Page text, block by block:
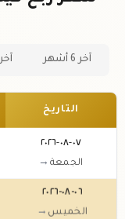
آخر 6 أشهر آخر 90 يوم
التاريخ
٠٧-٠٨-٢٠٢٦
الجمعة →
٠٦-٠٨-٢٠٢٦
الخميس →